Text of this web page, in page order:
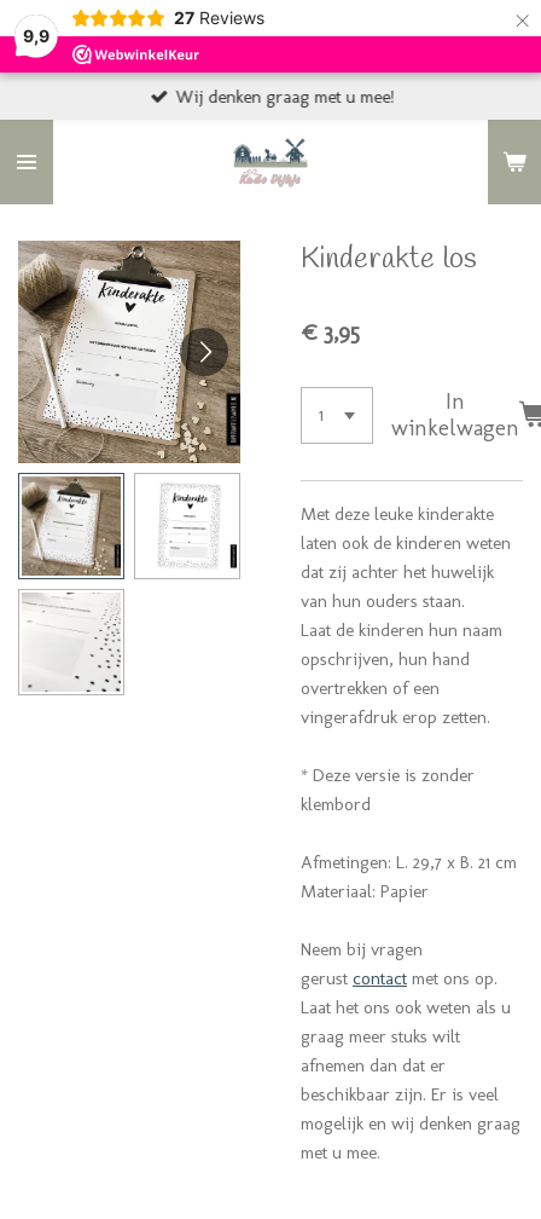
9,9
27 Reviews ×
Wij denken graag met u mee!
Kinderakte los
€ 3,95
In
winkelwagen
Met deze leuke kinderakte
laten ook de kinderen weten
dat zij achter het huwelijk
van hun ouders staan.
Laat de kinderen hun naam
opschrijven, hun hand
overtrekken of een
vingerafdruk erop zetten.
* Deze versie is zonder
klembord
Afmetingen: L. 29,7 x B. 21 cm
Materiaal: Papier
Neem bij vragen
gerust contact met ons op.
Laat het ons ook weten als u
graag meer stuks wilt
afnemen dan dat er
beschikbaar zijn. Er is veel
mogelijk en wij denken graag
met u mee.